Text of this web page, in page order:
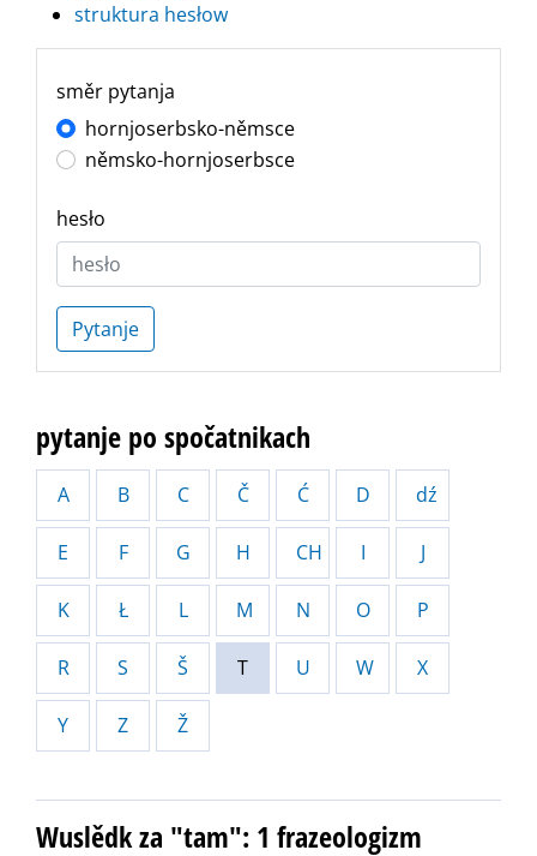
struktura hesłow
směr pytanja
hornjoserbsko-němsce
němsko-hornjoserbsce
hesło
Pytanje
pytanje po spočatnikach
A B C Č Ć D dź
E F G H CH I J
K Ł L M N O P
R S Š T U W X
Y Z Ž
Wuslědk za "tam": 1 frazeologizm